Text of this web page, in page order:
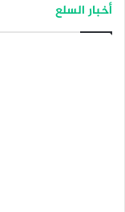
أخبار السلع